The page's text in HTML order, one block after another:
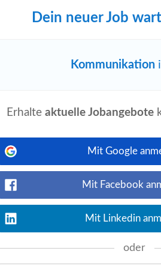
Arbeitszeitmodelle
Kommunikation
• Umgebung und
Kommunikation
• Kontaktfreudigkeit
Dein neuer Job
Kommunikation
Erhalte aktuelle Jobangebote
Mit Google
Mit Facebook
Mit Linkedin
oder